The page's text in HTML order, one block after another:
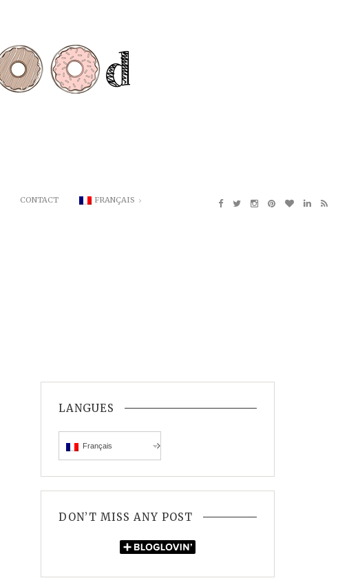
CONTACT FRANÇAIS
LANGUES
Français
DON’T MISS ANY POST